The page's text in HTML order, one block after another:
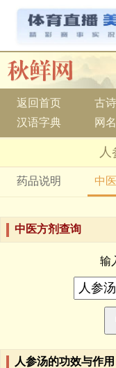
返回首页 古
汉语字典
网
药品说明 中
中医方剂查询
输
人参汤的功效与作用